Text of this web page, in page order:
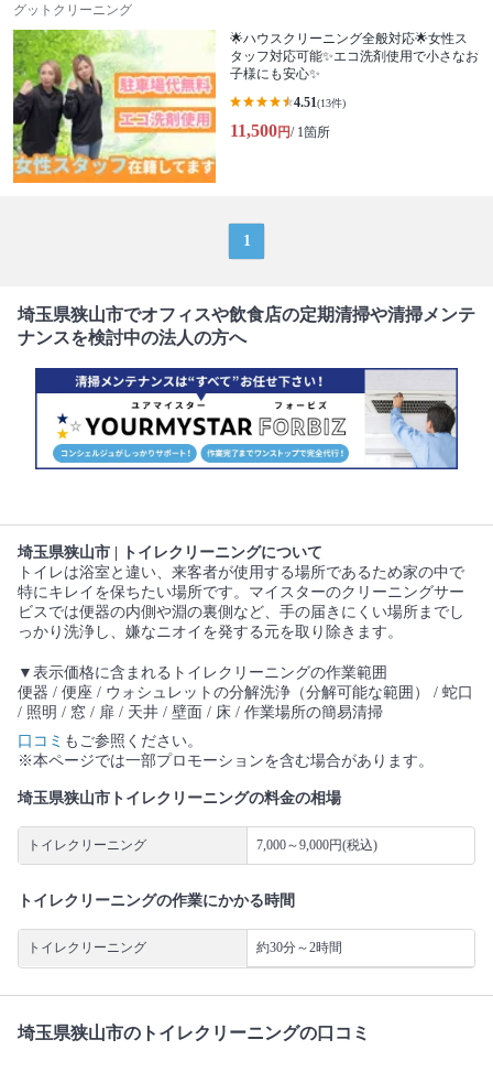
グットクリーニング
🌟ハウスクリーニング全般対応🌟女性ス
タッフ対応可能✨エコ洗剤使用で小さなお
子様にも安心✨
4.51(13件)
11,500円/ 1箇所
1
埼玉県狭山市でオフィスや飲食店の定期清掃や清掃メンテ
ナンスを検討中の法人の方へ
埼玉県狭山市 | トイレクリーニングについて
トイレは浴室と違い、来客者が使用する場所であるため家の中で
特にキレイを保ちたい場所です。マイスターのクリーニングサー
ビスでは便器の内側や淵の裏側など、手の届きにくい場所までし
っかり洗浄し、嫌なニオイを発する元を取り除きます。
▼表示価格に含まれるトイレクリーニングの作業範囲
便器 / 便座 / ウォシュレットの分解洗浄（分解可能な範囲） / 蛇口
/ 照明 / 窓 / 扉 / 天井 / 壁面 / 床 / 作業場所の簡易清掃
口コミ もご参照ください。
※本ページでは一部プロモーションを含む場合があります。
埼玉県狭山市トイレクリーニングの料金の相場
トイレクリーニング 7,000～9,000円(税込)
トイレクリーニングの作業にかかる時間
トイレクリーニング 約30分～2時間
埼玉県狭山市のトイレクリーニングの口コミ